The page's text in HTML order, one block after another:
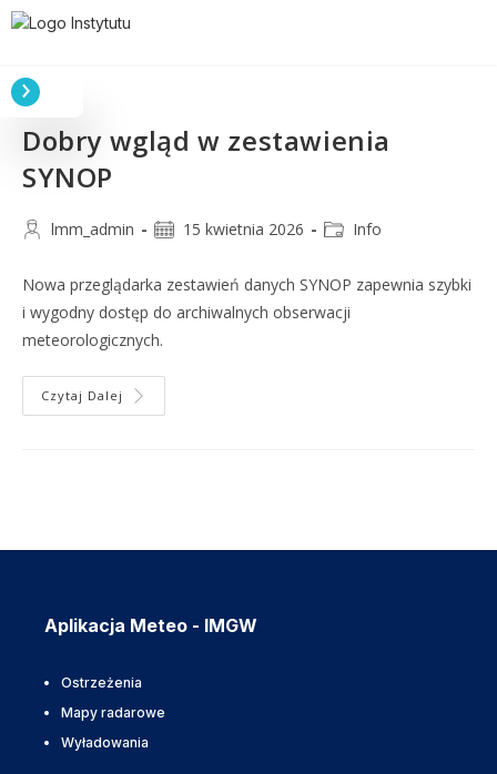
Dobry wgląd w zestawienia
SYNOP
lmm_admin 15 kwietnia 2026 Info
Nowa przeglądarka zestawień danych SYNOP zapewnia szybki
i wygodny dostęp do archiwalnych obserwacji
meteorologicznych.
Czytaj Dalej
Aplikacja Meteo - IMGW
Ostrzeżenia
Mapy radarowe
Wyładowania